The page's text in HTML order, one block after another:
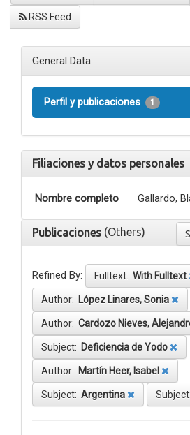
RSS Feed
General Data
Perfil y publicaciones 1
Filiaciones y datos personales
Nombre completo Gallardo,
Publicaciones (Others)
Refined By: Fulltext: With Fulltext
Author: López Linares, Sonia
Author: Cardozo Nieves,
Subject: Deficiencia de Yodo
Author: Martín Heer, Isabel
Subject: Argentina Subject: